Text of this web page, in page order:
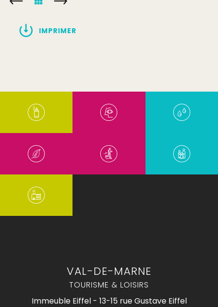
IMPRIMER
VAL-DE-MARNE
TOURISME & LOISIRS
Immeuble Eiffel - 13-15 rue Gustave Eiffel